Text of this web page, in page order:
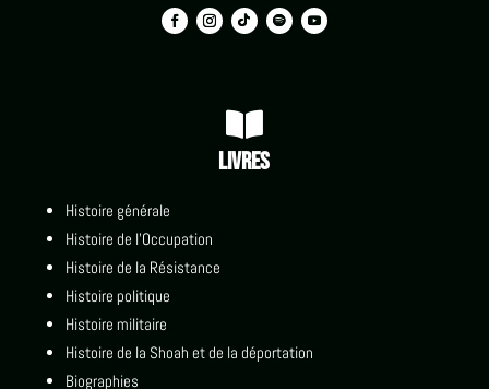

Livres
Histoire générale
Histoire de l'Occupation
Histoire de la Résistance
Histoire politique
Histoire militaire
Histoire de la Shoah et de la déportation
Biographies